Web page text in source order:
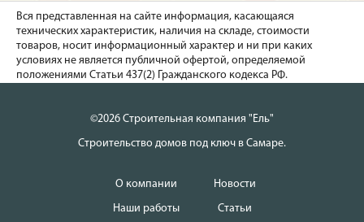
Вся представленная на сайте информация, касающаяся
технических характеристик, наличия на складе, стоимости
товаров, носит информационный характер и ни при каких
условиях не является публичной офертой, определяемой
положениями Статьи 437(2) Гражданского кодекса РФ.
©2026 Строительная компания "Ель"
Строительство домов под ключ в Самаре.
О компании
Наши работы
Новости
Статьи